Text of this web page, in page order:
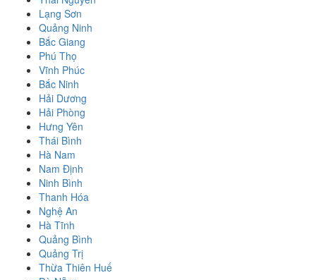
Lạng Sơn
Quảng Ninh
Bắc Giang
Phú Thọ
Vĩnh Phúc
Bắc Ninh
Hải Dương
Hải Phòng
Hưng Yên
Thái Bình
Hà Nam
Nam Định
Ninh Bình
Thanh Hóa
Nghệ An
Hà Tĩnh
Quảng Bình
Quảng Trị
Thừa Thiên Huế